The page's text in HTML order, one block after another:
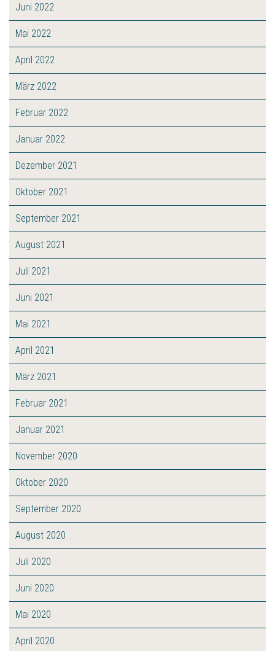
Juni 2022
Mai 2022
April 2022
März 2022
Februar 2022
Januar 2022
Dezember 2021
Oktober 2021
September 2021
August 2021
Juli 2021
Juni 2021
Mai 2021
April 2021
März 2021
Februar 2021
Januar 2021
November 2020
Oktober 2020
September 2020
August 2020
Juli 2020
Juni 2020
Mai 2020
April 2020